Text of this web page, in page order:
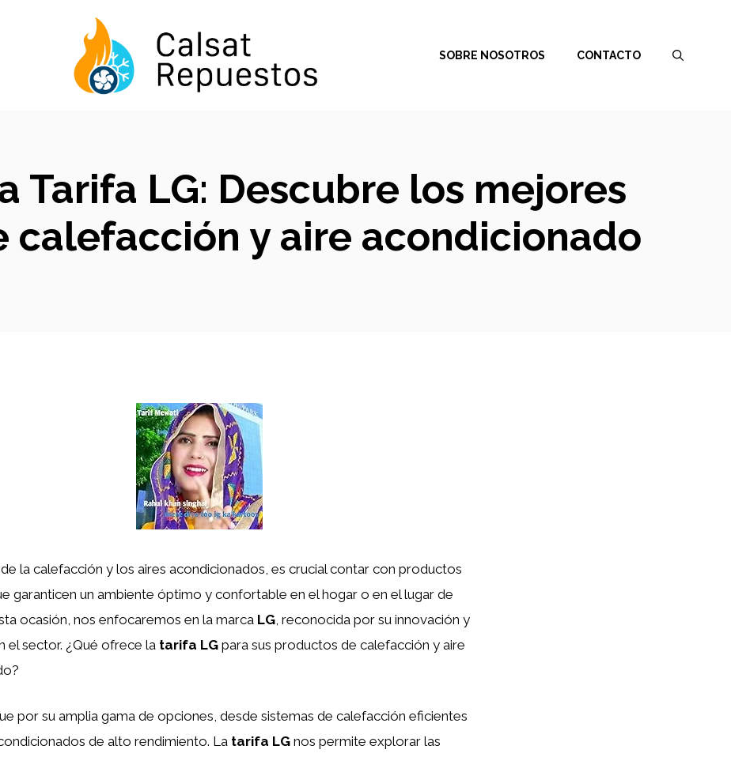
SOBRE NOSOTROS CONTACTO
Tarifa LG: Descubre los mejores
calefacción y aire acondicionado
la calefacción y los aires acondicionados, es crucial contar con productos
garanticen un ambiente óptimo y confortable en el hogar o en el lugar de
ocasión, nos enfocaremos en la marca LG, reconocida por su innovación y
el sector. ¿Qué ofrece la tarifa LG para sus productos de calefacción y aire
por su amplia gama de opciones, desde sistemas de calefacción eficientes
de alto rendimiento. La tarifa LG nos permite explorar las